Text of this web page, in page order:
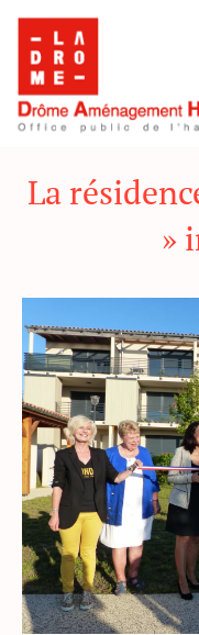
Aller
contenu
La
»